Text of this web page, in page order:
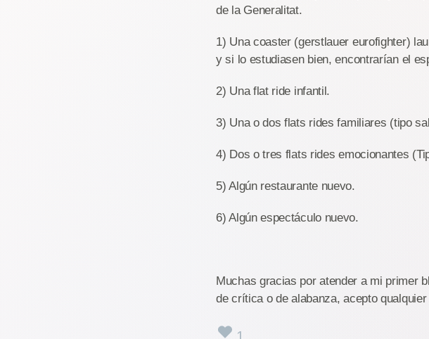
de la Generalitat.
1) Una coaster (gerstlauer eurofighter)
y si lo estudiasen bien, encontrarían el
2) Una flat ride infantil.
3) Una o dos flats rides familiares (tipo
4) Dos o tres flats rides emocionantes
5) Algún restaurante nuevo.
6) Algún espectáculo nuevo.
Muchas gracias por atender a mi primer
de crítica o de alabanza, acepto
1